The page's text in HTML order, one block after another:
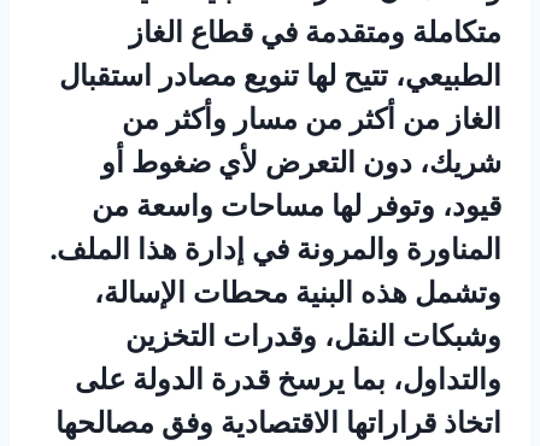
متكاملة ومتقدمة في قطاع الغاز
الطبيعي، تتيح لها تنويع مصادر استقبال
الغاز من أكثر من مسار وأكثر من
شريك، دون التعرض لأي ضغوط أو
قيود، وتوفر لها مساحات واسعة من
المناورة والمرونة في إدارة هذا الملف.
وتشمل هذه البنية محطات الإسالة،
وشبكات النقل، وقدرات التخزين
والتداول، بما يرسخ قدرة الدولة على
اتخاذ قراراتها الاقتصادية وفق مصالحها